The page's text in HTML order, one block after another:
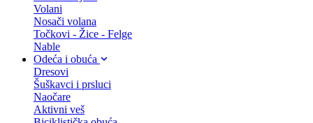
Volani
Nosači volana
Točkovi - Žice - Felge
Nable
Odeća i obuća
Dresovi
Šuškavci i prsluci
Naočare
Aktivni veš